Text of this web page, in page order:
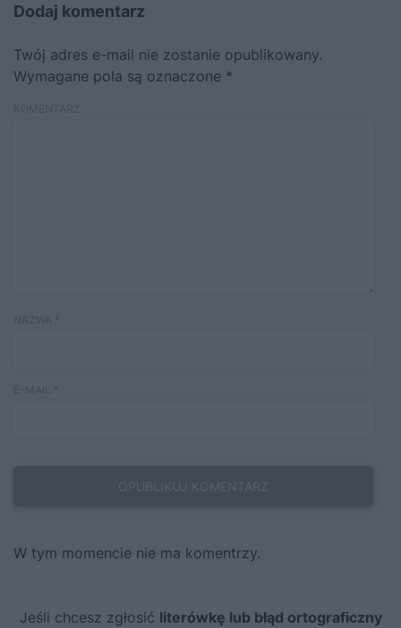
Dodaj komentarz
Twój adres e-mail nie zostanie opublikowany.
Wymagane pola są oznaczone *
W tym momencie nie ma komentrzy.
Jeśli chcesz zgłosić literówkę lub błąd ortograficzny